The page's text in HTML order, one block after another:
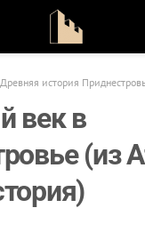
Древняя история
век в
(из